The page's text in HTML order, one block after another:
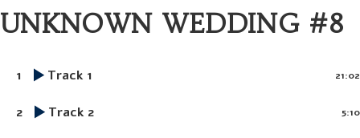
UNKNOWN WEDDING #8
1 Track 1 21:02
2 Track 2 5:10